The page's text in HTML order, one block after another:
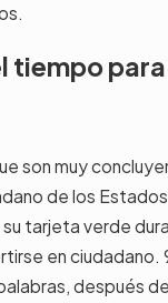
tiempo
son muy
de los
tarjeta verde
en ciudadano.
después